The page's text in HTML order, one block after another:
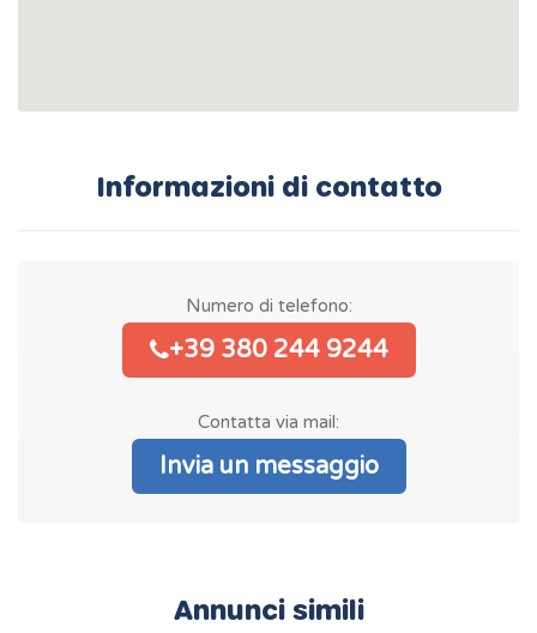
Informazioni di contatto
Numero di telefono:
+39 380 244 9244
Contatta via mail:
Invia un messaggio
Annunci simili